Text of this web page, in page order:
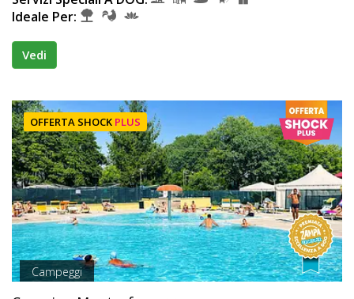
Ideale Per:
Vedi
OFFERTA SHOCK PLUS
Campeggi